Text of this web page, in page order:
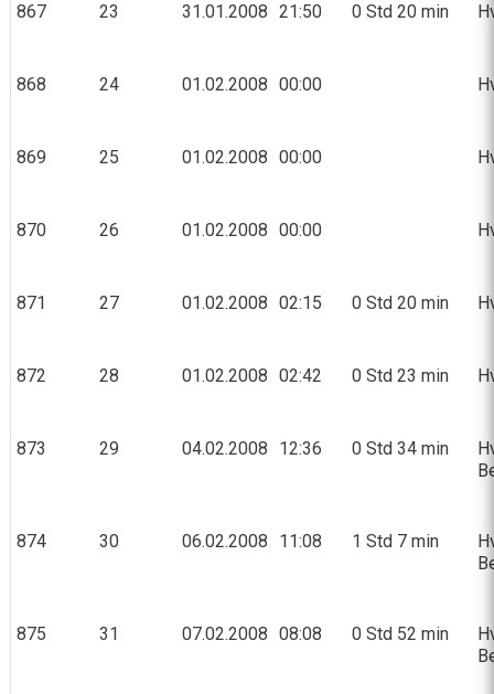
867 23 31.01.2008 21:50 0 Std 20 min
868 24 01.02.2008 00:00
869 25 01.02.2008 00:00
870 26 01.02.2008 00:00
871 27 01.02.2008 02:15 0 Std 20 min
872 28 01.02.2008 02:42 0 Std 23 min
873 29 04.02.2008 12:36 0 Std 34 min
874 30 06.02.2008 11:08 1 Std 7 min
875 31 07.02.2008 08:08 0 Std 52 min